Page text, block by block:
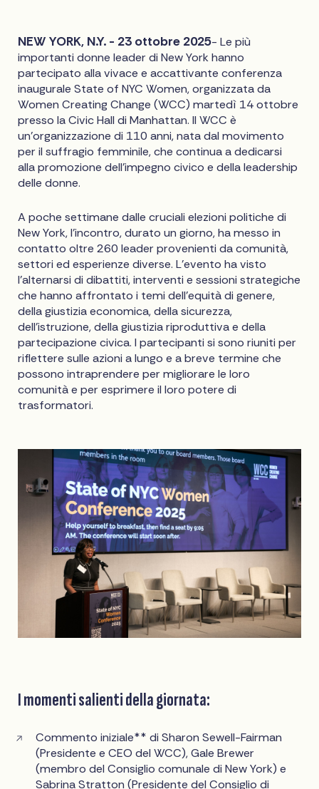
NEW YORK, N.Y. - 23 ottobre 2025- Le più
importanti donne leader di New York hanno
partecipato alla vivace e accattivante conferenza
inaugurale State of NYC Women, organizzata da
Women Creating Change (WCC) martedì 14 ottobre
presso la Civic Hall di Manhattan. Il WCC è
un'organizzazione di 110 anni, nata dal movimento
per il suffragio femminile, che continua a dedicarsi
alla promozione dell'impegno civico e della leadership
delle donne.
A poche settimane dalle cruciali elezioni politiche di
New York, l'incontro, durato un giorno, ha messo in
contatto oltre 260 leader provenienti da comunità,
settori ed esperienze diverse. L'evento ha visto
l'alternarsi di dibattiti, interventi e sessioni strategiche
che hanno affrontato i temi dell'equità di genere,
della giustizia economica, della sicurezza,
dell'istruzione, della giustizia riproduttiva e della
partecipazione civica. I partecipanti si sono riuniti per
riflettere sulle azioni a lungo e a breve termine che
possono intraprendere per migliorare le loro
comunità e per esprimere il loro potere di
trasformatori.
I momenti salienti della giornata:
Commento iniziale** di Sharon Sewell-Fairman
(Presidente e CEO del WCC), Gale Brewer
(membro del Consiglio comunale di New York) e
Sabrina Stratton (Presidente del Consiglio di